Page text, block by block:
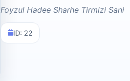
Foyzul Hadee Sharhe Tirmizi Sani
ID: 22